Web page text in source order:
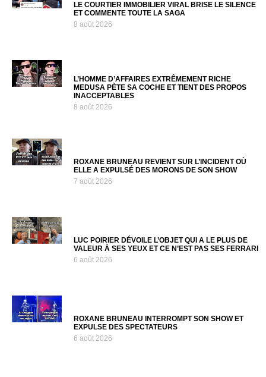
LE COURTIER IMMOBILIER VIRAL BRISE LE SILENCE
ET COMMENTE TOUTE LA SAGA
8 août 2026
L’HOMME D’AFFAIRES EXTRÊMEMENT RICHE
MEDUSA PÈTE SA COCHE ET TIENT DES PROPOS
INACCEPTABLES
8 août 2026
ROXANE BRUNEAU REVIENT SUR L’INCIDENT OÙ
ELLE A EXPULSÉ DES MORONS DE SON SHOW
7 août 2026
LUC POIRIER DÉVOILE L’OBJET QUI A LE PLUS DE
VALEUR À SES YEUX ET CE N’EST PAS SES FERRARI
6 août 2026
ROXANE BRUNEAU INTERROMPT SON SHOW ET
EXPULSE DES SPECTATEURS
6 août 2026